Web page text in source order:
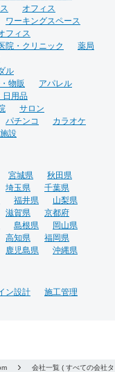
オフィス
ワーキングスペース
フィス
院・クリニック
薬局
ル
物販
アパレル
日用品
サロン
パチンコ
カラオケ
設
宮城県
秋田県
埼玉県
千葉県
福井県
山梨県
滋賀県
京都府
島根県
岡山県
高知県
福岡県
鹿児島県 沖縄県
ン設計 施工管理
会社一覧 ( すべての会社